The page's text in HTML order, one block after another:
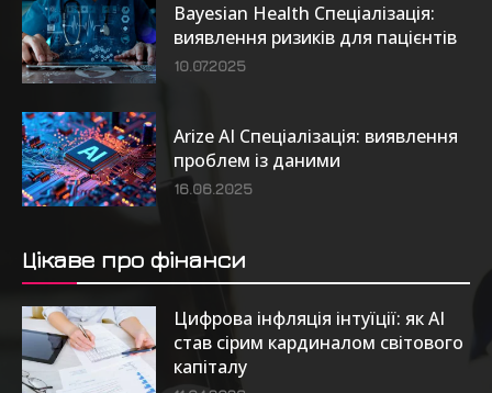
Bayesian Health Спеціалізація:
виявлення ризиків для пацієнтів
10.07.2025
Arize AI Спеціалізація: виявлення
проблем із даними
16.06.2025
Цікаве про фінанси
Цифрова інфляція інтуїції: як AI
став сірим кардиналом світового
капіталу